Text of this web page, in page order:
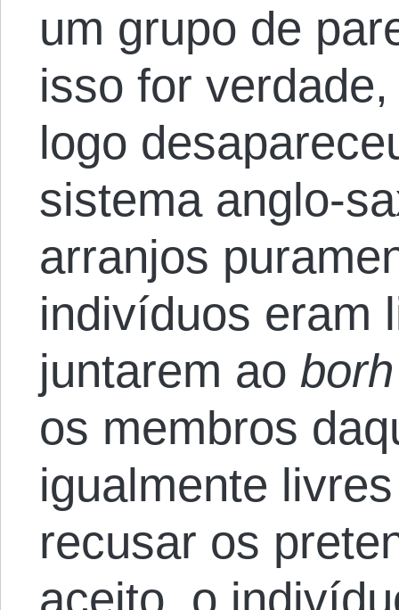
um grupo de
isso for
logo
sistema anglo-
arranjos
indivíduos eram
juntarem ao borh
os membros
igualmente
recusar os
aceito, o